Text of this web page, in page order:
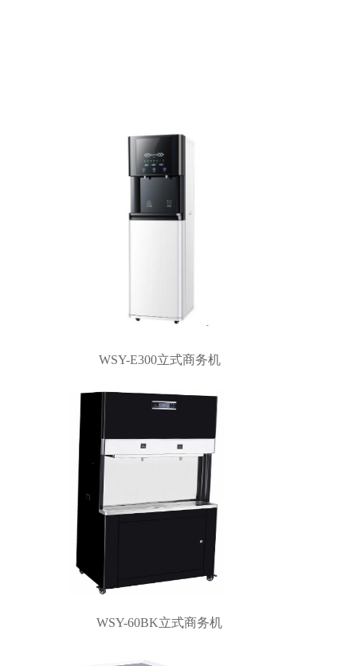
WSY-E300立式商务机
WSY-60BK立式商务机